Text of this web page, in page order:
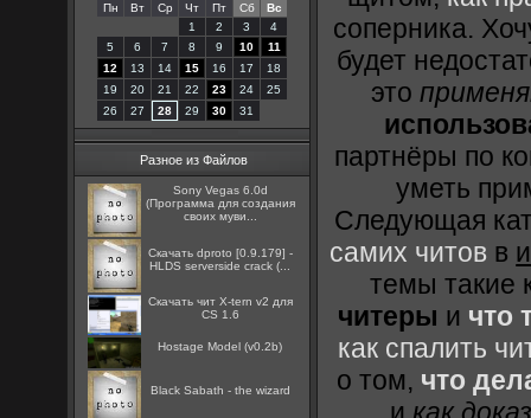
Пн
Вт Ср Чт Пт Сб
Вс
1
2 3
4
5
6 7 8 9 10
11
12
13 14 15 16 17
18
19
20 21 22 23 24
25
26
27 28 29 30 31
Разное из Файлов
Sony Vegas 6.0d
(Программа для создания
своих муви...
Скачать dproto [0.9.179] -
HLDS serverside crack (...
Скачать чит X-tern v2 для
CS 1.6
Hostage Model (v0.2b)
Black Sabath - the wizard
соперника.
будет
это
партнёры по
уметь
Следующая
самих читов в
темы такие
читеры и что
как спалить
о том, что